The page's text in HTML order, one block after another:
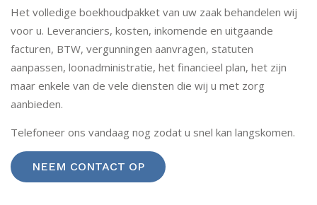
Het volledige boekhoudpakket van uw zaak behandelen wij
voor u. Leveranciers, kosten, inkomende en uitgaande
facturen, BTW, vergunningen aanvragen, statuten
aanpassen, loonadministratie, het financieel plan, het zijn
maar enkele van de vele diensten die wij u met zorg
aanbieden.
Telefoneer ons vandaag nog zodat u snel kan langskomen.
NEEM CONTACT OP